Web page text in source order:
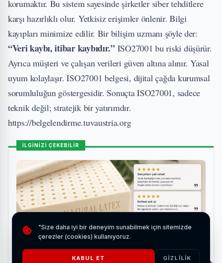
korumaktır. Bu sistem sayesinde şirketler siber tehditlere
karşı hazırlıklı olur. Yetkisiz erişimler önlenir. Bilgi
kayıpları minimize edilir. Bir bilişim uzmanı şöyle der:
“Veri kaybı, itibar kaybıdır.”ISO27001 bu riski düşürür.
Ayrıca müşteri ve çalışan verileri güven altına alınır. Yasal
uyum kolaylaşır. ISO27001 belgesi, dijital çağda kurumsal
sorumluluğun göstergesidir. Sonuçta ISO27001, sadece
teknik değil; stratejik bir yatırımdır.
https://belgelendirme.tuvaustria.org
İLGİNİZİ ÇEKEBİLİR
"Size daha iyi bir deneyim sunabilmek için sitemizde
çerezler (cookies) kullanıyoruz.
KABUL ET GIZLILIK